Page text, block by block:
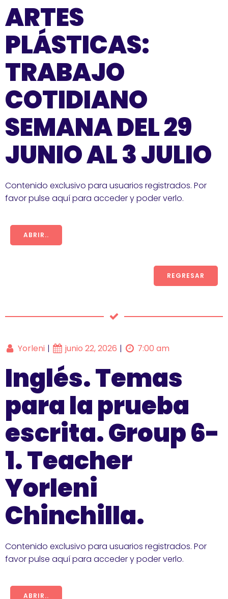
ARTES
PLÁSTICAS:
TRABAJO
COTIDIANO
SEMANA DEL 29
JUNIO AL 3 JULIO
Contenido exclusivo para usuarios registrados. Por
favor pulse aquí para acceder y poder verlo.
ABRIR..
REGRESAR
Yorleni | junio 22, 2026 | 7:00 am
Inglés. Temas
para la prueba
escrita. Group 6-
1. Teacher
Yorleni
Chinchilla.
Contenido exclusivo para usuarios registrados. Por
favor pulse aquí para acceder y poder verlo.
ABRIR..